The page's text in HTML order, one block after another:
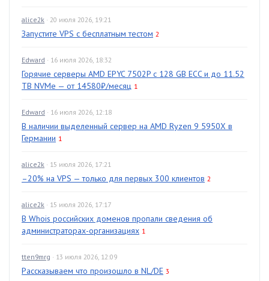
alice2k · 20 июля 2026, 19:21
Запустите VPS с бесплатным тестом 2
Edward · 16 июля 2026, 18:32
Горячие серверы AMD EPYC 7502P с 128 GB ECC и до 11.52
TB NVMe — от 14580₽/месяц 1
Edward · 16 июля 2026, 12:18
В наличии выделенный сервер на AMD Ryzen 9 5950X в
Германии 1
alice2k · 15 июля 2026, 17:21
–20% на VPS — только для первых 300 клиентов 2
alice2k · 15 июля 2026, 17:17
В Whois российских доменов пропали сведения об
администраторах-организациях 1
tten9mrg · 13 июля 2026, 12:09
Рассказываем что произошло в NL/DE 3